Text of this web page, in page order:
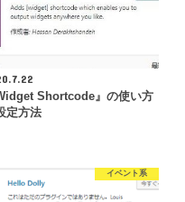
Shortcode』の使い方
定方法
イベント系